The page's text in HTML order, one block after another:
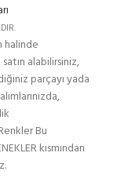
halinde
alabilirsiniz,
parçayı yada
Bu
kısmından